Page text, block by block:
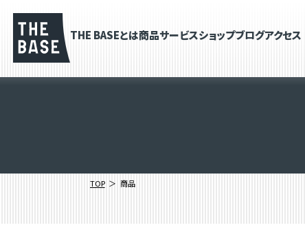
THE BASEとは商品サービスショップブログアクセス
TOP 商品